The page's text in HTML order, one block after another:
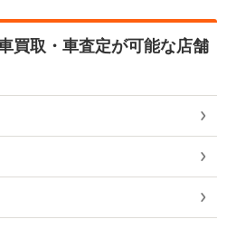
買取・車査定が可能な店舗